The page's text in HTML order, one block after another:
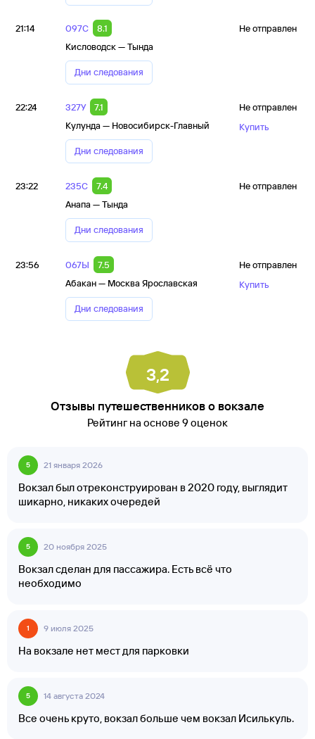
21:14 097С
8.1
Кисловодск — Тында
Дни следования
Не отправлен
22:24 327У
7.1
Кулунда — Новосибирск-Главный
Дни следования
Не отправлен
Купить
23:22 235С
7.4
Анапа — Тында
Дни следования
Не отправлен
23:56 067Ы
7.5
Абакан — Москва Ярославская
Дни следования
Не отправлен
Купить
3,2
Отзывы путешественников о вокзале
Рейтинг на основе 9 оценок
5 21 января 2026
Вокзал был отреконструирован в 2020 году, выглядит
шикарно, никаких очередей
5 20 ноября 2025
Вокзал сделан для пассажира. Есть всё что
необходимо
1 9 июля 2025
На вокзале нет мест для парковки
5 14 августа 2024
Все очень круто, вокзал больше чем вокзал Исилькуль.